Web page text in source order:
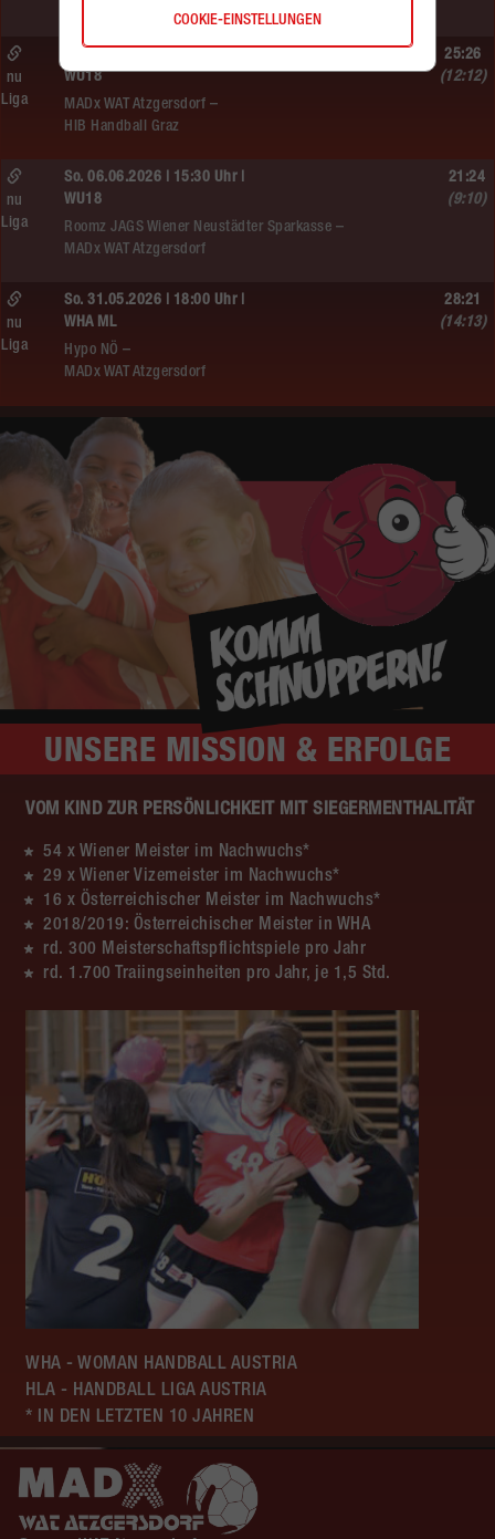
WAT Brigittenau
WU18
MADx WAT Atzgersdorf –
HIB Handball Graz
nu
Liga
25:26
(12:12)
So. 06.06.2026 | 15:30 Uhr |
WU18
Roomz JAGS Wiener Neustädter Sparkasse –
MADx WAT Atzgersdorf
nu
Liga
21:24
(9:10)
So. 31.05.2026 | 18:00 Uhr |
WHA ML
Hypo NÖ –
MADx WAT Atzgersdorf
nu
Liga
28:21
(14:13)
UNSERE MISSION & ERFOLGE
VOM KIND ZUR PERSÖNLICHKEIT MIT SIEGERMENTHALITÄT
54 x Wiener Meister im Nachwuchs*
29 x Wiener Vizemeister im Nachwuchs*
16 x Österreichischer Meister im Nachwuchs*
2018/2019: Österreichischer Meister in WHA
rd. 300 Meisterschaftspflichtspiele pro Jahr
rd. 1.700 Traiingseinheiten pro Jahr, je 1,5 Std.
WHA - WOMAN HANDBALL AUSTRIA
HLA - HANDBALL LIGA AUSTRIA
* IN DEN LETZTEN 10 JAHREN
COOKIE-EINSTELLUNGEN